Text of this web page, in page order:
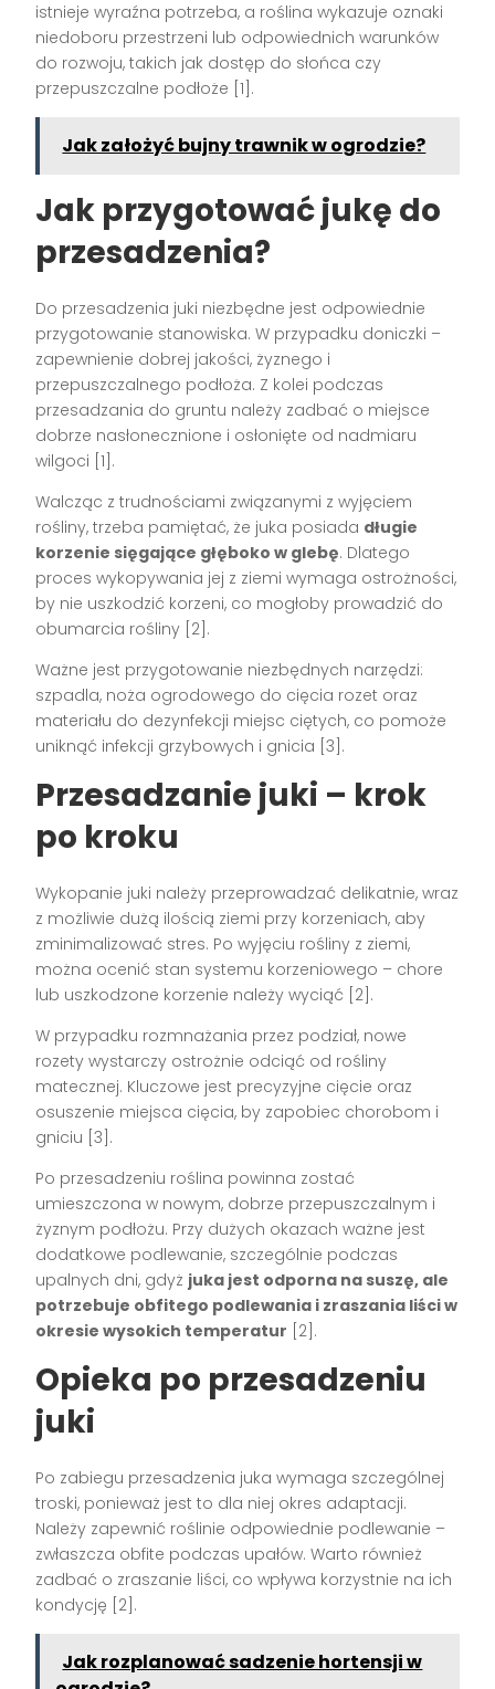
istnieje wyraźna potrzeba, a roślina wykazuje oznaki
niedoboru przestrzeni lub odpowiednich warunków
do rozwoju, takich jak dostęp do słońca czy
przepuszczalne podłoże [1].
Jak założyć bujny trawnik w ogrodzie?
Jak przygotować jukę do
przesadzenia?
Do przesadzenia juki niezbędne jest odpowiednie
przygotowanie stanowiska. W przypadku doniczki –
zapewnienie dobrej jakości, żyznego i
przepuszczalnego podłoża. Z kolei podczas
przesadzania do gruntu należy zadbać o miejsce
dobrze nasłonecznione i osłonięte od nadmiaru
wilgoci [1].
Walcząc z trudnościami związanymi z wyjęciem
rośliny, trzeba pamiętać, że juka posiada długie
korzenie sięgające głęboko w glebę. Dlatego
proces wykopywania jej z ziemi wymaga ostrożności,
by nie uszkodzić korzeni, co mogłoby prowadzić do
obumarcia rośliny [2].
Ważne jest przygotowanie niezbędnych narzędzi:
szpadla, noża ogrodowego do cięcia rozet oraz
materiału do dezynfekcji miejsc ciętych, co pomoże
uniknąć infekcji grzybowych i gnicia [3].
Przesadzanie juki – krok
po kroku
Wykopanie juki należy przeprowadzać delikatnie, wraz
z możliwie dużą ilością ziemi przy korzeniach, aby
zminimalizować stres. Po wyjęciu rośliny z ziemi,
można ocenić stan systemu korzeniowego – chore
lub uszkodzone korzenie należy wyciąć [2].
W przypadku rozmnażania przez podział, nowe
rozety wystarczy ostrożnie odciąć od rośliny
matecznej. Kluczowe jest precyzyjne cięcie oraz
osuszenie miejsca cięcia, by zapobiec chorobom i
gniciu [3].
Po przesadzeniu roślina powinna zostać
umieszczona w nowym, dobrze przepuszczalnym i
żyznym podłożu. Przy dużych okazach ważne jest
dodatkowe podlewanie, szczególnie podczas
upalnych dni, gdyż juka jest odporna na suszę, ale
potrzebuje obfitego podlewania i zraszania liści w
okresie wysokich temperatur [2].
Opieka po przesadzeniu
juki
Po zabiegu przesadzenia juka wymaga szczególnej
troski, ponieważ jest to dla niej okres adaptacji.
Należy zapewnić roślinie odpowiednie podlewanie –
zwłaszcza obfite podczas upałów. Warto również
zadbać o zraszanie liści, co wpływa korzystnie na ich
kondycję [2].
Jak rozplanować sadzenie hortensji w